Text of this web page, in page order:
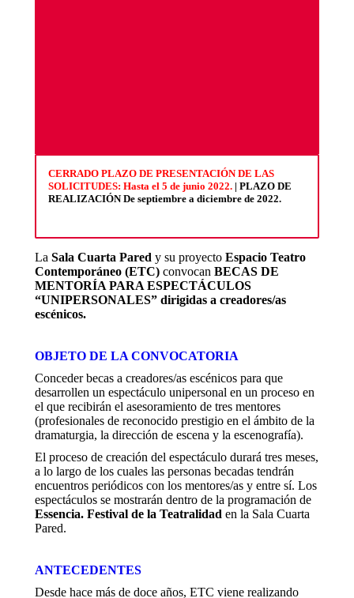
CERRADO PLAZO DE PRESENTACIÓN DE LAS
SOLICITUDES: Hasta el 5 de junio 2022. | PLAZO DE
REALIZACIÓN De septiembre a diciembre de 2022.
La Sala Cuarta Pared y su proyecto Espacio Teatro
Contemporáneo (ETC) convocan BECAS DE
MENTORÍA PARA ESPECTÁCULOS
“UNIPERSONALES” dirigidas a creadores/as
escénicos.
OBJETO DE LA CONVOCATORIA
Conceder becas a creadores/as escénicos para que
desarrollen un espectáculo unipersonal en un proceso en
el que recibirán el asesoramiento de tres mentores
(profesionales de reconocido prestigio en el ámbito de la
dramaturgia, la dirección de escena y la escenografía).
El proceso de creación del espectáculo durará tres meses,
a lo largo de los cuales las personas becadas tendrán
encuentros periódicos con los mentores/as y entre sí. Los
espectáculos se mostrarán dentro de la programación de
Essencia. Festival de la Teatralidad en la Sala Cuarta
Pared.
ANTECEDENTES
Desde hace más de doce años, ETC viene realizando